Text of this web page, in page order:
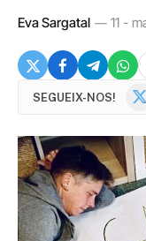
Eva Sargatal 11 -
SEGUEIX-NOS!
X